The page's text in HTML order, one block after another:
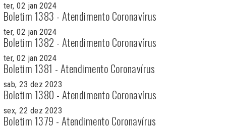
ter, 02 jan 2024
Boletim 1383 - Atendimento Coronavírus
ter, 02 jan 2024
Boletim 1382 - Atendimento Coronavírus
ter, 02 jan 2024
Boletim 1381 - Atendimento Coronavírus
sab, 23 dez 2023
Boletim 1380 - Atendimento Coronavírus
sex, 22 dez 2023
Boletim 1379 - Atendimento Coronavírus